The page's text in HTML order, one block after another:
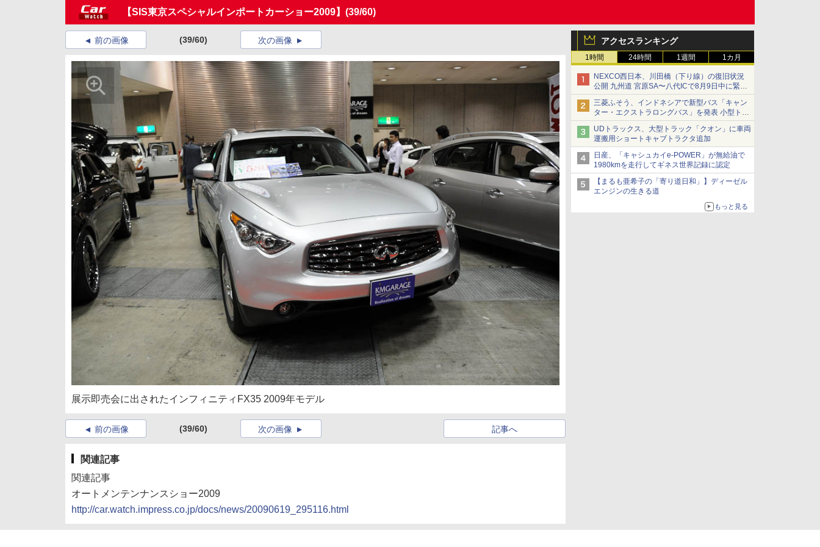
【SIS東京スペシャルインポートカーショー2009】 (39/60)
アクセスランキング
1時間 24時間 1週間 1カ月
NEXCO西日本、川田橋（下り線）の復旧状況
公開 九州道 宮原SA〜八代ICで8月9日中に緊急
車両を通行可能に
三菱ふそう、インドネシアで新型バス「キャン
ター・エクストラロングバス」を発表 小型トラ
ックベースの観光・旅客輸送向けバス
UDトラックス、大型トラック「クオン」に車両
運搬用ショートキャブトラクタ追加
日産、「キャシュカイe-POWER」が無給油で
1980kmを走行してギネス世界記録に認定
【まるも亜希子の「寄り道日和」】ディーゼル
エンジンの生きる道
もっと見る
前の画像 (39/60) 次の画像
展示即売会に出されたインフィニティFX35 2009年モデル
前の画像 (39/60) 記事へ
次の画像
関連記事
関連記事
オートメンテンナンスショー2009
http://car.watch.impress.co.jp/docs/news/20090619_295116.html